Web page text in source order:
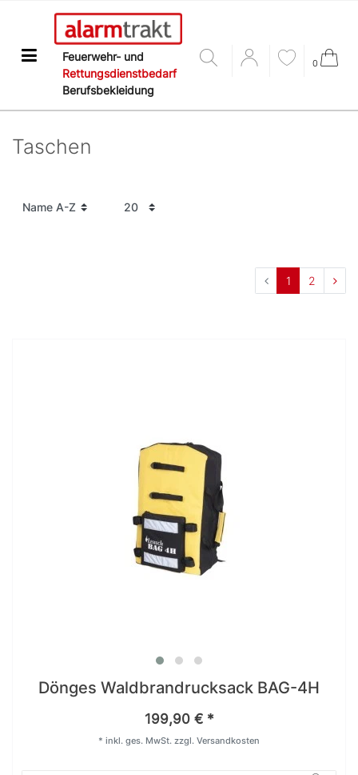
Feuerwehr- und
Rettungsdienstbedarf
Berufsbekleidung
0
Taschen
1 2
Dönges Waldbrandrucksack BAG-4H
199,90 € *
* inkl. ges. MwSt. zzgl. Versandkosten